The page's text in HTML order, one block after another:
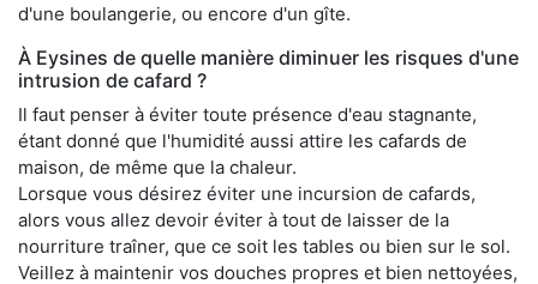
d'une boulangerie, ou encore d'un gîte.
À Eysines de quelle manière diminuer les risques d'une
intrusion de cafard ?
Il faut penser à éviter toute présence d'eau stagnante,
étant donné que l'humidité aussi attire les cafards de
maison, de même que la chaleur.
Lorsque vous désirez éviter une incursion de cafards,
alors vous allez devoir éviter à tout de laisser de la
nourriture traîner, que ce soit les tables ou bien sur le sol.
Veillez à maintenir vos douches propres et bien nettoyées,